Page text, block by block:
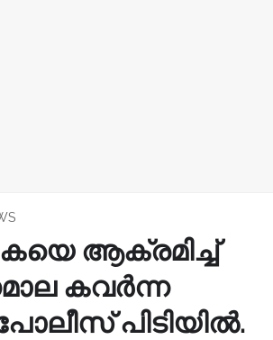
ആക്രമിച്ച്
കവർന്ന
പിടിയിൽ.